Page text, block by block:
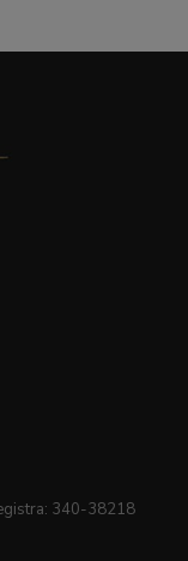
340-38218